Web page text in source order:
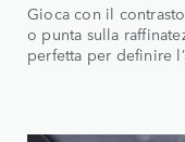
Gioca con il
o punta sulla
perfetta per definire